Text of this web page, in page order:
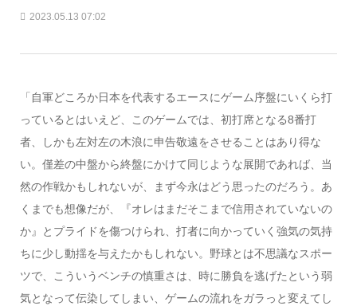
2023.05.13 07:02
「自軍どころか日本を代表するエースにゲーム序盤にいくら打
っているとはいえど、このゲームでは、初打席となる8番打
者、しかも左対左の木浪に申告敬遠をさせることはあり得な
い。僅差の中盤から終盤にかけて同じような展開であれば、当
然の作戦かもしれないが、まず今永はどう思ったのだろう。あ
くまでも想像だが、『オレはまだそこまで信用されていないの
か』とプライドを傷つけられ、打者に向かっていく強気の気持
ちに少し動揺を与えたかもしれない。野球とは不思議なスポー
ツで、こういうベンチの慎重さは、時に勝負を逃げたという弱
気となって伝染してしまい、ゲームの流れをガラっと変えてし